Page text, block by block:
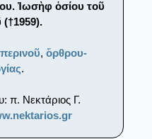
Ἰωσὴφ ὁσίου τοῦ
, ὄρθρου-
.
π. Νεκτάριος Γ.